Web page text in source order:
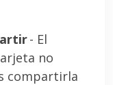
- El
no
compartirla